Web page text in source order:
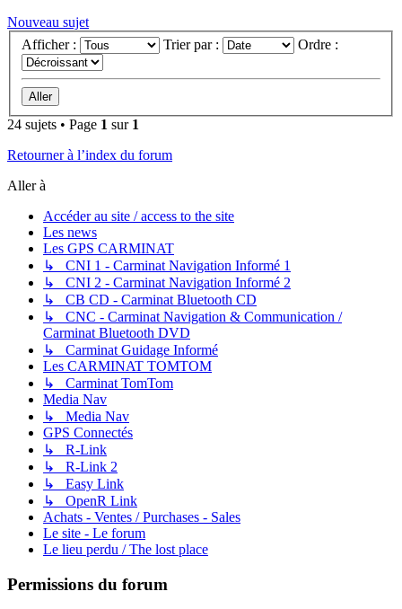
Nouveau sujet
Afficher :
Trier par : Ordre :
24 sujets • Page 1 sur 1
Retourner à l’index du forum
Aller à
Accéder au site / access to the site
Les news
Les GPS CARMINAT
↳ CNI 1 - Carminat Navigation Informé 1
↳ CNI 2 - Carminat Navigation Informé 2
↳ CB CD - Carminat Bluetooth CD
↳ CNC - Carminat Navigation & Communication /
Carminat Bluetooth DVD
↳ Carminat Guidage Informé
Les CARMINAT TOMTOM
↳ Carminat TomTom
Media Nav
↳ Media Nav
GPS Connectés
↳ R-Link
↳ R-Link 2
↳ Easy Link
↳ OpenR Link
Achats - Ventes / Purchases - Sales
Le site - Le forum
Le lieu perdu / The lost place
Permissions du forum